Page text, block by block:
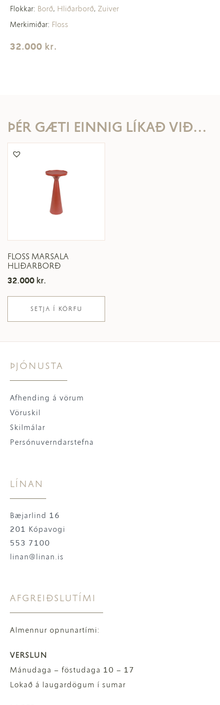
Flokkar: Borð, Hliðarborð, Zuiver
Merkimiðar: Floss
32.000 kr.
ÞÉR GÆTI EINNIG LÍKAÐ VIÐ…
FLOSS MARSALA
HLIÐARBORÐ
32.000 kr.
SETJA Í KÖRFU
ÞJÓNUSTA
Afhending á vörum
Vöruskil
Skilmálar
Persónuverndarstefna
LÍNAN
Bæjarlind 16
201 Kópavogi
553 7100
linan@linan.is
AFGREIÐSLUTÍMI
Almennur opnunartími:
VERSLUN
Mánudaga – föstudaga 10 – 17
Lokað á laugardögum í sumar